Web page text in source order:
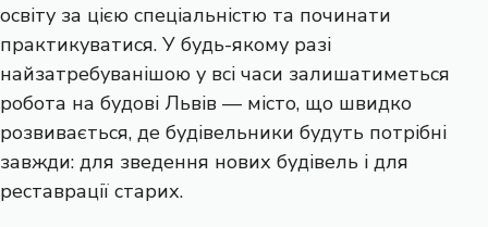
освіту за цією спеціальністю та починати
практикуватися. У будь-якому разі
найзатребуванішою у всі часи залишатиметься
робота на будові Львів — місто, що швидко
розвивається, де будівельники будуть потрібні
завжди: для зведення нових будівель і для
реставрації старих.